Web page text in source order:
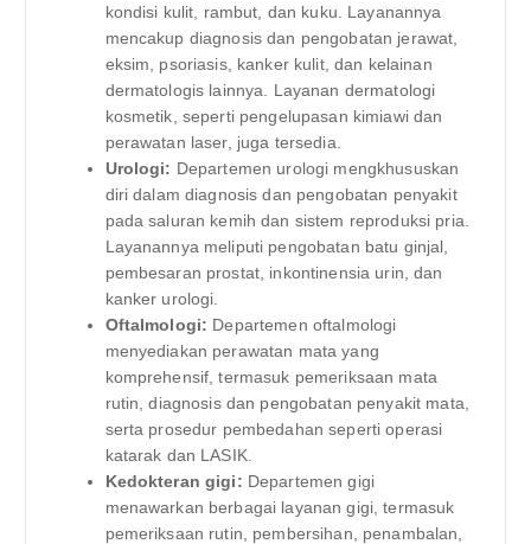
kondisi kulit, rambut, dan kuku. Layanannya
mencakup diagnosis dan pengobatan jerawat,
eksim, psoriasis, kanker kulit, dan kelainan
dermatologis lainnya. Layanan dermatologi
kosmetik, seperti pengelupasan kimiawi dan
perawatan laser, juga tersedia.
Urologi: Departemen urologi mengkhususkan
diri dalam diagnosis dan pengobatan penyakit
pada saluran kemih dan sistem reproduksi pria.
Layanannya meliputi pengobatan batu ginjal,
pembesaran prostat, inkontinensia urin, dan
kanker urologi.
Oftalmologi: Departemen oftalmologi
menyediakan perawatan mata yang
komprehensif, termasuk pemeriksaan mata
rutin, diagnosis dan pengobatan penyakit mata,
serta prosedur pembedahan seperti operasi
katarak dan LASIK.
Kedokteran gigi: Departemen gigi
menawarkan berbagai layanan gigi, termasuk
pemeriksaan rutin, pembersihan, penambalan,